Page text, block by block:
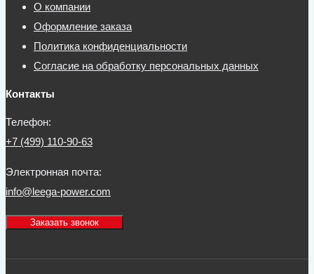
О компании
Оформление заказа
Политика конфиденциальности
Согласие на обработку персональных данных
Контакты
Телефон:
+7 (499) 110-90-63
Электронная почта:
info@leega-power.com
Заказать звонок